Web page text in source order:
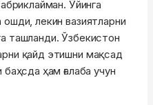
Ўйинга
лекин вазиятларни
ташланди. Ўзбекистон
қайд этишни мақсад
ҳам ғалаба учун